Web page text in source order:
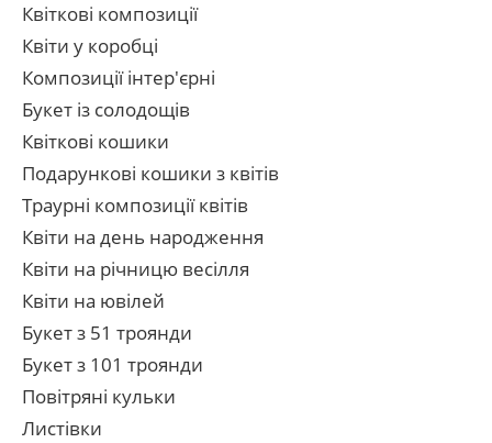
Квіткові композиції
Квіти у коробці
Композиції інтер'єрні
Букет із солодощів
Квіткові кошики
Подарункові кошики з квітів
Траурні композиції квітів
Квіти на день народження
Квіти на річницю весілля
Квіти на ювілей
Букет з 51 троянди
Букет з 101 троянди
Повітряні кульки
Листівки